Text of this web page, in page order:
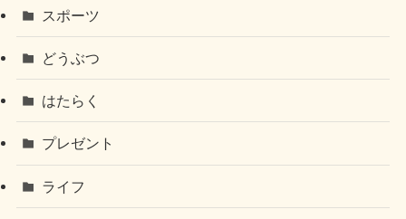
スポーツ
どうぶつ
はたらく
プレゼント
ライフ